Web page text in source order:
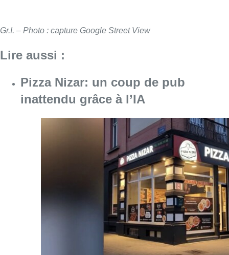
Gr.I. – Photo : capture Google Street View
Lire aussi :
Pizza Nizar: un coup de pub
inattendu grâce à l’IA